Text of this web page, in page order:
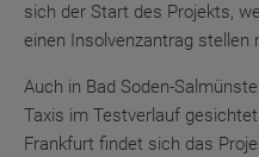
sich der Start des Projekts,
einen Insolvenzantrag stellen
Auch in Bad Soden-
Taxis im Testverlauf
Frankfurt findet sich das